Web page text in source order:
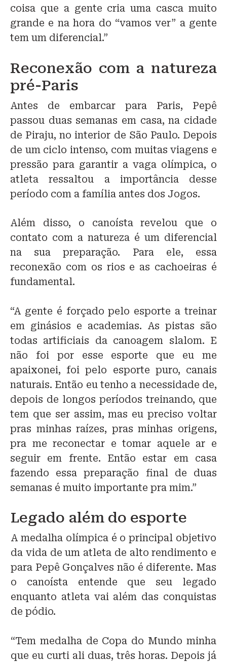
coisa que a gente cria uma casca muito
grande e na hora do “vamos ver” a gente
tem um diferencial.”
Reconexão com a natureza
pré-Paris
Antes de embarcar para Paris, Pepê
passou duas semanas em casa, na cidade
de Piraju, no interior de São Paulo. Depois
de um ciclo intenso, com muitas viagens e
pressão para garantir a vaga olímpica, o
atleta ressaltou a importância desse
período com a família antes dos Jogos.
Além disso, o canoísta revelou que o
contato com a natureza é um diferencial
na sua preparação. Para ele, essa
reconexão com os rios e as cachoeiras é
fundamental.
“A gente é forçado pelo esporte a treinar
em ginásios e academias. As pistas são
todas artificiais da canoagem slalom. E
não foi por esse esporte que eu me
apaixonei, foi pelo esporte puro, canais
naturais. Então eu tenho a necessidade de,
depois de longos períodos treinando, que
tem que ser assim, mas eu preciso voltar
pras minhas raízes, pras minhas origens,
pra me reconectar e tomar aquele ar e
seguir em frente. Então estar em casa
fazendo essa preparação final de duas
semanas é muito importante pra mim.”
Legado além do esporte
A medalha olímpica é o principal objetivo
da vida de um atleta de alto rendimento e
para Pepê Gonçalves não é diferente. Mas
o canoísta entende que seu legado
enquanto atleta vai além das conquistas
de pódio.
“Tem medalha de Copa do Mundo minha
que eu curti ali duas, três horas. Depois já